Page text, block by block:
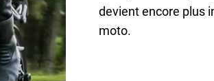
devient encore plus
moto.